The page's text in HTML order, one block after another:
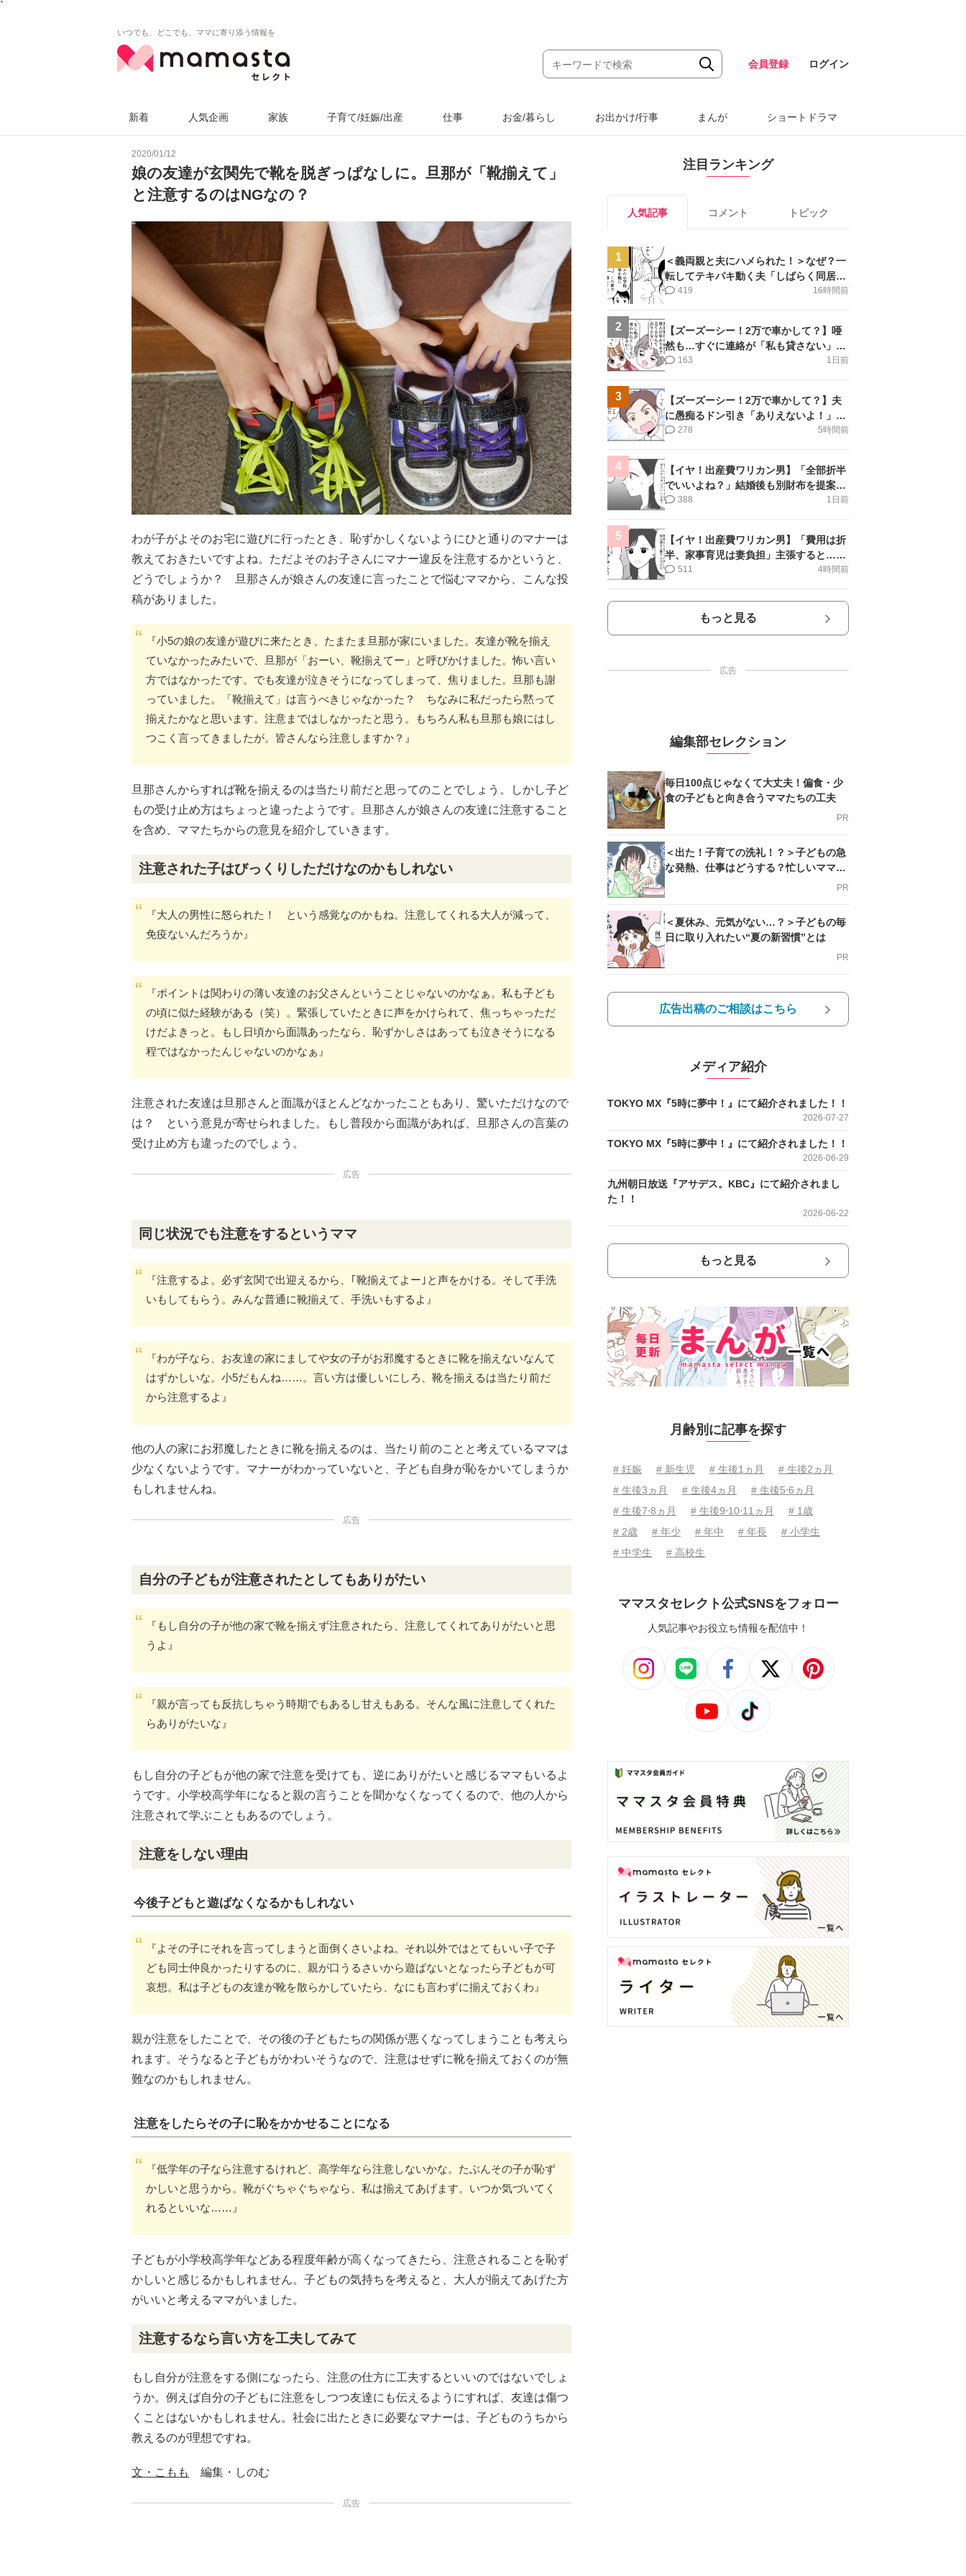
`
いつでも、どこでも、ママに寄り添う情報を
会員登録 ログイン
新着 人気企画 家族 子育て/妊娠/出産 仕事 お金/暮らし お出かけ/行事 まんが ショートドラマ
2020/01/12
娘の友達が玄関先で靴を脱ぎっぱなしに。旦那が「靴揃えて」
と注意するのはNGなの？
わが子がよそのお宅に遊びに行ったとき、恥ずかしくないようにひと通りのマナーは
教えておきたいですよね。ただよそのお子さんにマナー違反を注意するかというと、
どうでしょうか？ 旦那さんが娘さんの友達に言ったことで悩むママから、こんな投
稿がありました。
『小5の娘の友達が遊びに来たとき、たまたま旦那が家にいました。友達が靴を揃え
ていなかったみたいで、旦那が「おーい、靴揃えてー」と呼びかけました。怖い言い
方ではなかったです。でも友達が泣きそうになってしまって、焦りました。旦那も謝
っていました。「靴揃えて」は言うべきじゃなかった？ ちなみに私だったら黙って
揃えたかなと思います。注意まではしなかったと思う。もちろん私も旦那も娘にはし
つこく言ってきましたが。皆さんなら注意しますか？』
旦那さんからすれば靴を揃えるのは当たり前だと思ってのことでしょう。しかし子ど
もの受け止め方はちょっと違ったようです。旦那さんが娘さんの友達に注意すること
を含め、ママたちからの意見を紹介していきます。
注意された子はびっくりしただけなのかもしれない
『大人の男性に怒られた！ という感覚なのかもね。注意してくれる大人が減って、
免疫ないんだろうか』
『ポイントは関わりの薄い友達のお父さんということじゃないのかなぁ。私も子ども
の頃に似た経験がある（笑）。緊張していたときに声をかけられて、焦っちゃっただ
けだよきっと。もし日頃から面識あったなら、恥ずかしさはあっても泣きそうになる
程ではなかったんじゃないのかなぁ』
注意された友達は旦那さんと面識がほとんどなかったこともあり、驚いただけなので
は？ という意見が寄せられました。もし普段から面識があれば、旦那さんの言葉の
受け止め方も違ったのでしょう。
広告
同じ状況でも注意をするというママ
『注意するよ。必ず玄関で出迎えるから、｢靴揃えてよー｣と声をかける。そして手洗
いもしてもらう。みんな普通に靴揃えて、手洗いもするよ』
『わが子なら、お友達の家にましてや女の子がお邪魔するときに靴を揃えないなんて
はずかしいな。小5だもんね……。言い方は優しいにしろ、靴を揃えるは当たり前だ
から注意するよ』
他の人の家にお邪魔したときに靴を揃えるのは、当たり前のことと考えているママは
少なくないようです。マナーがわかっていないと、子ども自身が恥をかいてしまうか
もしれませんね。
広告
自分の子どもが注意されたとしてもありがたい
『もし自分の子が他の家で靴を揃えず注意されたら、注意してくれてありがたいと思
うよ』
『親が言っても反抗しちゃう時期でもあるし甘えもある。そんな風に注意してくれた
らありがたいな』
もし自分の子どもが他の家で注意を受けても、逆にありがたいと感じるママもいるよ
うです。小学校高学年になると親の言うことを聞かなくなってくるので、他の人から
注意されて学ぶこともあるのでしょう。
注意をしない理由
今後子どもと遊ばなくなるかもしれない
『よその子にそれを言ってしまうと面倒くさいよね。それ以外ではとてもいい子で子
ども同士仲良かったりするのに、親が口うるさいから遊ばないとなったら子どもが可
哀想。私は子どもの友達が靴を散らかしていたら、なにも言わずに揃えておくわ』
親が注意をしたことで、その後の子どもたちの関係が悪くなってしまうことも考えら
れます。そうなると子どもがかわいそうなので、注意はせずに靴を揃えておくのが無
難なのかもしれません。
注意をしたらその子に恥をかかせることになる
『低学年の子なら注意するけれど、高学年なら注意しないかな。たぶんその子が恥ず
かしいと思うから。靴がぐちゃぐちゃなら、私は揃えてあげます。いつか気づいてく
れるといいな……』
子どもが小学校高学年などある程度年齢が高くなってきたら、注意されることを恥ず
かしいと感じるかもしれません。子どもの気持ちを考えると、大人が揃えてあげた方
がいいと考えるママがいました。
注意するなら言い方を工夫してみて
もし自分が注意をする側になったら、注意の仕方に工夫するといいのではないでしょ
うか。例えば自分の子どもに注意をしつつ友達にも伝えるようにすれば、友達は傷つ
くことはないかもしれません。社会に出たときに必要なマナーは、子どものうちから
教えるのが理想ですね。
文・こもも 編集・しのむ
広告
注目ランキング
人気記事 コメント トピック
1
＜義両親と夫にハメられた！＞なぜ？一
転してテキパキ動く夫「しばらく同居」
提案され【第4話まんが】
16時間前
419
2
【ズーズーシー！2万で車かして？】唖
然も…すぐに連絡が「私も貸さない」＜
第15話＞#4コマ母道場
1日前
163
3
【ズーズーシー！2万で車かして？】夫
に愚痴るドン引き「ありえないよ！」＜
第16話＞#4コマ母道場
5時間前
278
4
【イヤ！出産費ワリカン男】「全部折半
でいいよね？」結婚後も別財布を提案＜
第10話＞#4コマ母道場
1日前
388
5
【イヤ！出産費ワリカン男】「費用は折
半、家事育児は妻負担」主張すると…＜
第11話＞#4コマ母道場
4時間前
511
もっと見る
広告
編集部セレクション
毎日100点じゃなくて大丈夫！偏食・少
食の子どもと向き合うママたちの工夫
PR
＜出た！子育ての洗礼！？＞子どもの急
な発熱、仕事はどうする？忙しいママを
PR
＜夏休み、元気がない…？＞子どもの毎
日に取り入れたい“夏の新習慣”とは
PR
広告出稿のご相談はこちら
メディア紹介
TOKYO MX『5時に夢中！』にて紹介されました！！
2026-07-27
TOKYO MX『5時に夢中！』にて紹介されました！！
2026-06-29
九州朝日放送『アサデス。KBC』にて紹介されまし
た！！
2026-06-22
もっと見る
月齢別に記事を探す
# 妊娠 # 新生児 # 生後1ヵ月
# 生後2ヵ月
# 生後3ヵ月
# 生後4ヵ月
# 生後5⋅6ヵ月
# 生後7⋅8ヵ月
# 生後9⋅10⋅11ヵ月
# 1歳
# 2歳
# 年少 # 年中 # 年長
# 小学生
# 中学生
# 高校生
ママスタセレクト公式SNSをフォロー
人気記事やお役立ち情報を配信中！